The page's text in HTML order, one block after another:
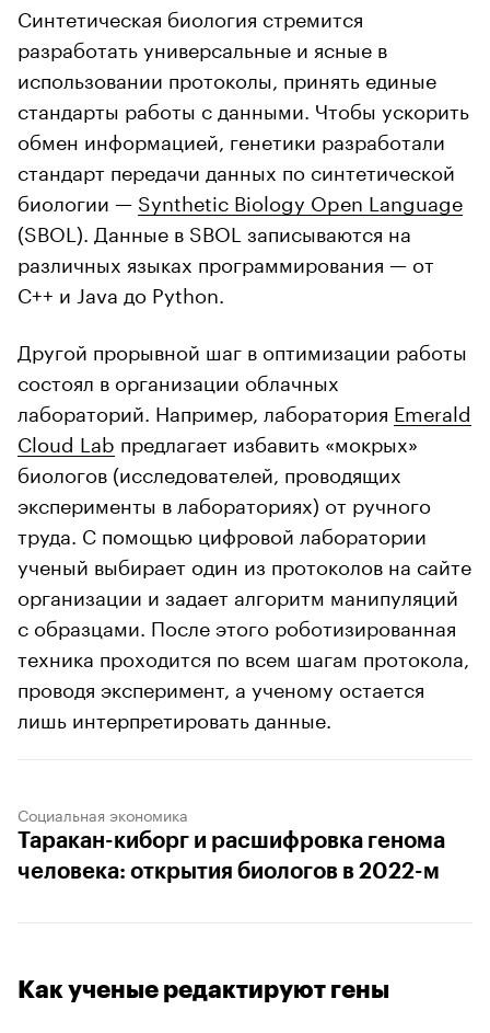
Синтетическая биология стремится
разработать универсальные и ясные в
использовании протоколы, принять единые
стандарты работы с данными. Чтобы ускорить
обмен информацией, генетики разработали
стандарт передачи данных по синтетической
биологии — Synthetic Biology Open Language
(SBOL). Данные в SBOL записываются на
различных языках программирования — от
C++ и Java до Python.
Другой прорывной шаг в оптимизации работы
состоял в организации облачных
лабораторий. Например, лаборатория Emerald
Cloud Lab предлагает избавить «мокрых»
биологов (исследователей, проводящих
эксперименты в лабораториях) от ручного
труда. С помощью цифровой лаборатории
ученый выбирает один из протоколов на сайте
организации и задает алгоритм манипуляций
с образцами. После этого роботизированная
техника проходится по всем шагам протокола,
проводя эксперимент, а ученому остается
лишь интерпретировать данные.
Социальная экономика
Таракан-киборг и расшифровка генома
человека: открытия биологов в 2022-м
Как ученые редактируют гены